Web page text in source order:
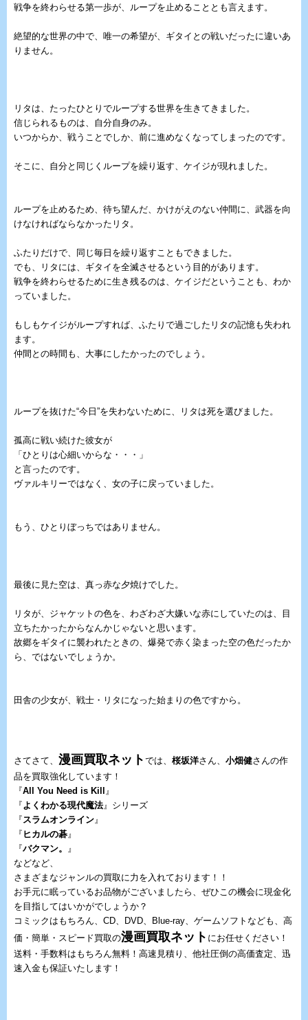
戦争を終わらせる第一歩が、ループを止めることとも言えます。
絶望的な世界の中で、唯一の希望が、ギタイとの戦いだったに違いあ
りません。
リタは、たったひとりでループする世界を生きてきました。
信じられるものは、自分自身のみ。
いつからか、戦うことでしか、前に進めなくなってしまったのです。
そこに、自分と同じくループを繰り返す、ケイジが現れました。
ループを止めるため、待ち望んだ、かけがえのない仲間に、武器を向
けなければならなかったリタ。
ふたりだけで、同じ毎日を繰り返すこともできました。
でも、リタには、ギタイを全滅させるという目的があります。
戦争を終わらせるために生き残るのは、ケイジだということも、わか
っていました。
もしもケイジがループすれば、ふたりで過ごしたリタの記憶も失われ
ます。
仲間との時間も、大事にしたかったのでしょう。
ループを抜けた“今日”を失わないために、リタは死を選びました。
孤高に戦い続けた彼女が
「ひとりは心細いからな・・・」
と言ったのです。
ヴァルキリーではなく、女の子に戻っていました。
もう、ひとりぼっちではありません。
最後に見た空は、真っ赤な夕焼けでした。
リタが、ジャケットの色を、わざわざ大嫌いな赤にしていたのは、目
立ちたかったからなんかじゃないと思います。
故郷をギタイに襲われたときの、爆発で赤く染まった空の色だったか
ら、ではないでしょうか。
田舎の少女が、戦士・リタになった始まりの色ですから。
さてさて、 漫画買取ネット では、 桜坂洋さん、 小畑健さんの作
品を買取強化しています！
『All You Need is Kill 』
『よくわかる現代魔法』シリーズ
『スラムオンライン』
『 ヒカルの碁』
『バクマン。 』
などなど、
さまざまなジャンルの買取に力を入れております！！
お手元に眠っているお品物がございましたら、ぜひこの機会に現金化
を目指してはいかがでしょうか？
コミックはもちろん、CD、DVD、Blue-ray、ゲームソフトなども、高
価・簡単・スピード買取の漫画買取ネット にお任せください！
送料・手数料はもちろん無料！高速見積り、他社圧倒の高価査定、迅
速入金も保証いたします！